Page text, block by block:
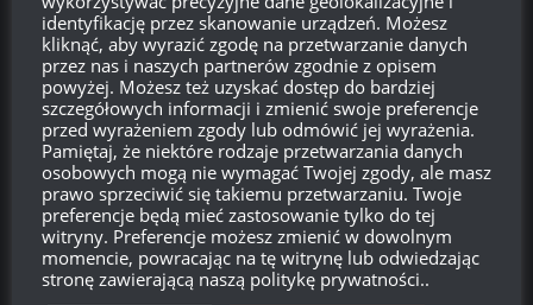
Brakwierzchołka drzewkaod:
578
Dni
02
Godzin
03
Minut
42
Sekund
PROSTO Z SUPERTESTU/WORLD OF TANKS
identyfikację przez skanowanie urządzeń. Możesz
kliknąć, aby wyrazić zgodę na przetwarzanie danych
przez nas i naszych partnerów zgodnie z opisem
powyżej. Możesz też uzyskać dostęp do bardziej
szczegółowych informacji i zmienić swoje preferencje
przed wyrażeniem zgody lub odmówić jej wyrażenia.
Pamiętaj, że niektóre rodzaje przetwarzania danych
osobowych mogą nie wymagać Twojej zgody, ale masz
prawo sprzeciwić się takiemu przetwarzaniu. Twoje
preferencje będą mieć zastosowanie tylko do tej
witryny. Preferencje możesz zmienić w dowolnym
momencie, powracając na tę witrynę lub odwiedzając
stronę zawierającą naszą politykę prywatności..